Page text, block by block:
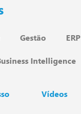
Gestão ERP
Intelligence
Vídeos